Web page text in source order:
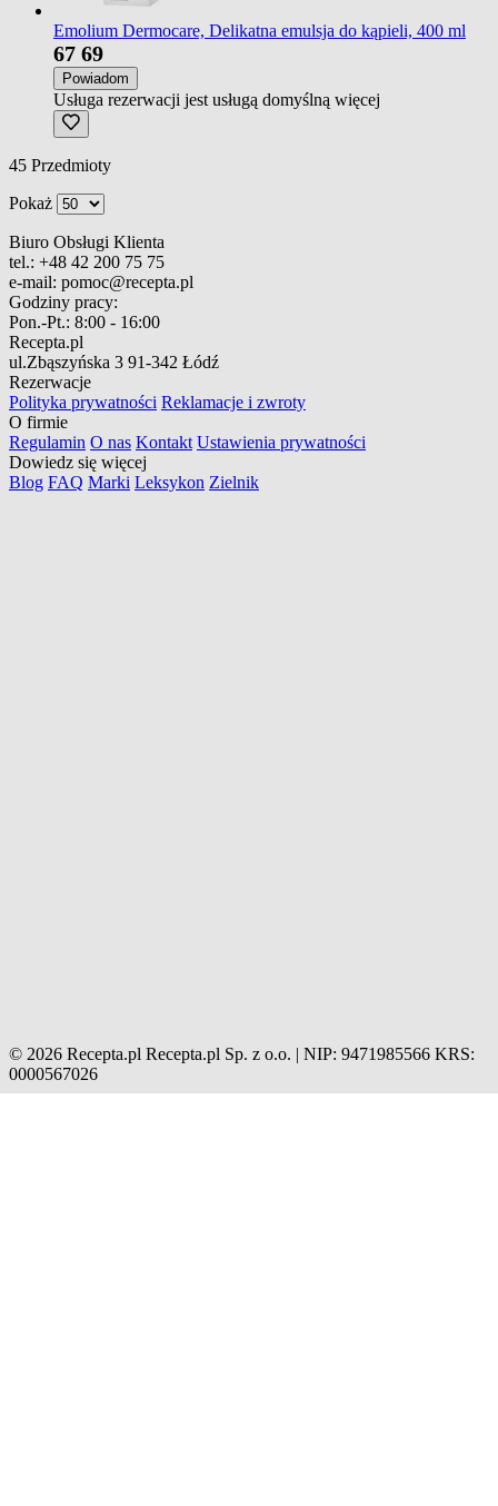
Emolium Dermocare, Delikatna emulsja do kąpieli, 400 ml
67 69
Powiadom
Usługa rezerwacji jest usługą domyślną więcej
45 Przedmioty
Pokaż
Biuro Obsługi Klienta
tel.: +48 42 200 75 75
e-mail: pomoc@recepta.pl
Godziny pracy:
Pon.-Pt.: 8:00 - 16:00
Recepta.pl
ul.Zbąszyńska 3 91-342 Łódź
Rezerwacje
Polityka prywatności Reklamacje i zwroty
O firmie
Regulamin O nas Kontakt Ustawienia prywatności
Dowiedz się więcej
Blog FAQ Marki Leksykon Zielnik
© 2026 Recepta.pl Recepta.pl Sp. z o.o. | NIP: 9471985566 KRS:
0000567026